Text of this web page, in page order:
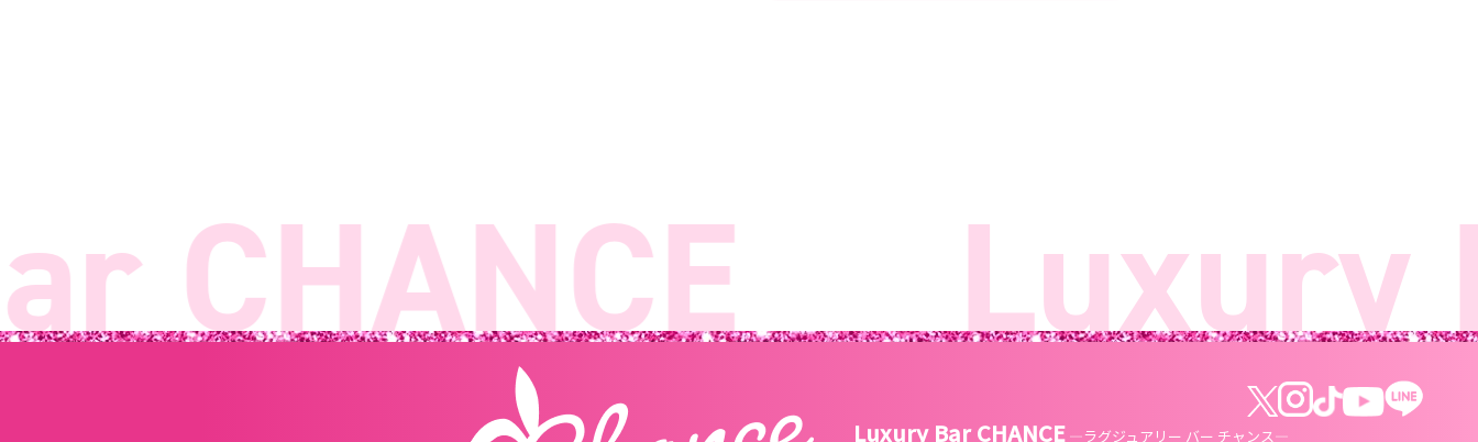
Luxury
Luxury Bar CHANCE ―ラグジュアリー バー チャンス―